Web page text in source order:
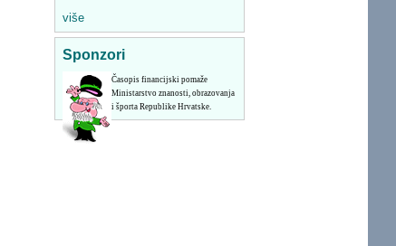
više
Sponzori
Časopis financijski pomaže
Ministarstvo znanosti, obrazovanja
i športa Republike Hrvatske.